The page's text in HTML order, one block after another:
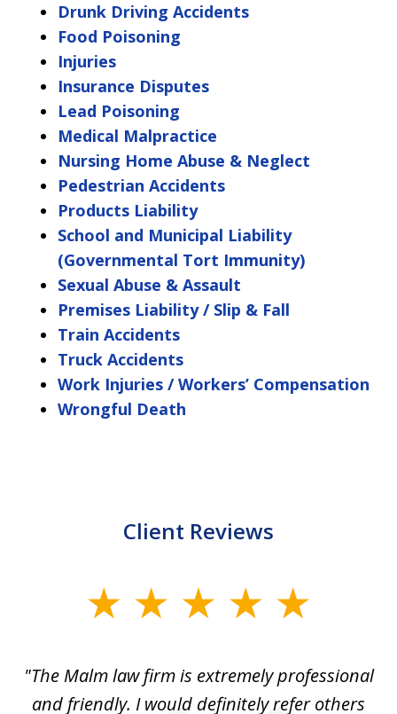
Drunk Driving Accidents
Food Poisoning
Injuries
Insurance Disputes
Lead Poisoning
Medical Malpractice
Nursing Home Abuse & Neglect
Pedestrian Accidents
Products Liability
School and Municipal Liability
(Governmental Tort Immunity)
Sexual Abuse & Assault
Premises Liability / Slip & Fall
Train Accidents
Truck Accidents
Work Injuries / Workers’ Compensation
Wrongful Death
Client Reviews
"The Malm law firm is extremely professional
and friendly. I would definitely refer others